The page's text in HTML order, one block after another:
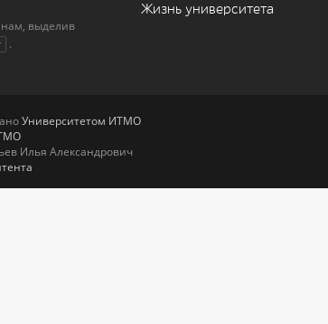
выделив
.
Жизнь университета
Университетом ИТМО
Илья Александрович